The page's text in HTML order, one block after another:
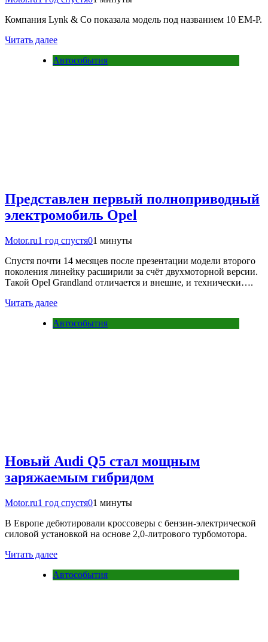
Компания Lynk & Co показала модель под названием 10 EM-P.
Читать далее
Автособытия
Представлен первый полноприводный
электромобиль Opel
Motor.ru1 год спустя01 минуты
Спустя почти 14 месяцев после презентации модели второго
поколения линейку расширили за счёт двухмоторной версии.
Такой Opel Grandland отличается и внешне, и технически….
Читать далее
Автособытия
Новый Audi Q5 стал мощным
заряжаемым гибридом
Motor.ru1 год спустя01 минуты
В Европе дебютировали кроссоверы с бензин-электрической
силовой установкой на основе 2,0-литрового турбомотора.
Читать далее
Автособытия